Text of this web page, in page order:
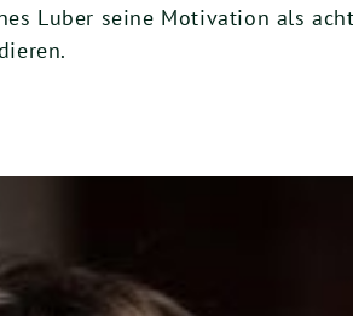
Luber seine Motivation als